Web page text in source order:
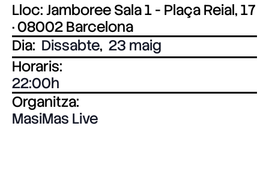
Lloc: Jamboree Sala 1 - Plaça Reial, 17
· 08002 Barcelona
Dia: Dissabte, 23 maig
Horaris:
22:00
Organitza:
MasiMas Live